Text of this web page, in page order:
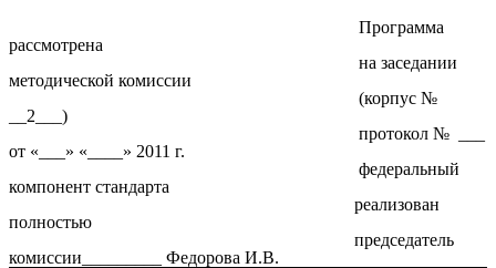
Программа
рассмотрена
на заседании
методической комиссии
(корпус №
__2___)
протокол № ___
от «___» «____» 2011 г.
федеральный
компонент стандарта
реализован
полностью
председатель
комиссии_________ Федорова И.В.